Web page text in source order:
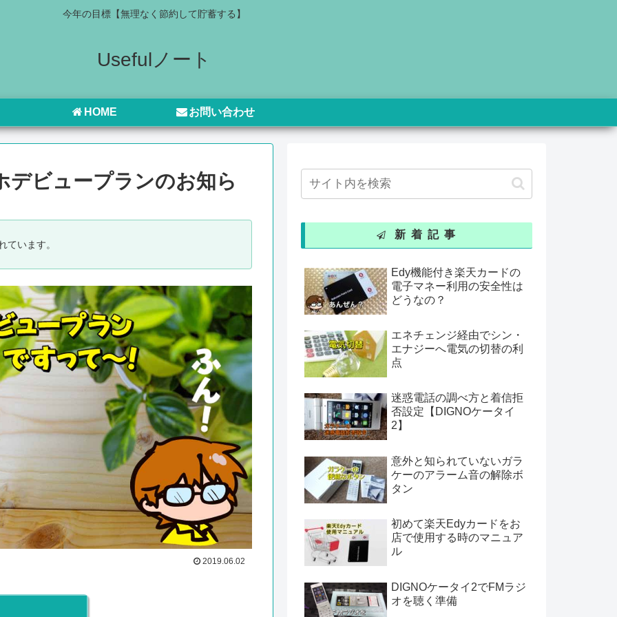
今年の目標【無理なく節約して貯蓄する】
Usefulノート
HOME お問い合わせ
ビュープランのお知ら
ています。
2019.06.02
新着記事
Edy機能付き楽天カードの
電子マネー利用の安全性は
どうなの？
エネチェンジ経由でシン・
エナジーへ電気の切替の利
点
迷惑電話の調べ方と着信拒
否設定【DIGNOケータイ
2】
意外と知られていないガラ
ケーのアラーム音の解除ボ
タン
初めて楽天Edyカードをお
店で使用する時のマニュア
ル
DIGNOケータイ2でFMラジ
オを聴く準備